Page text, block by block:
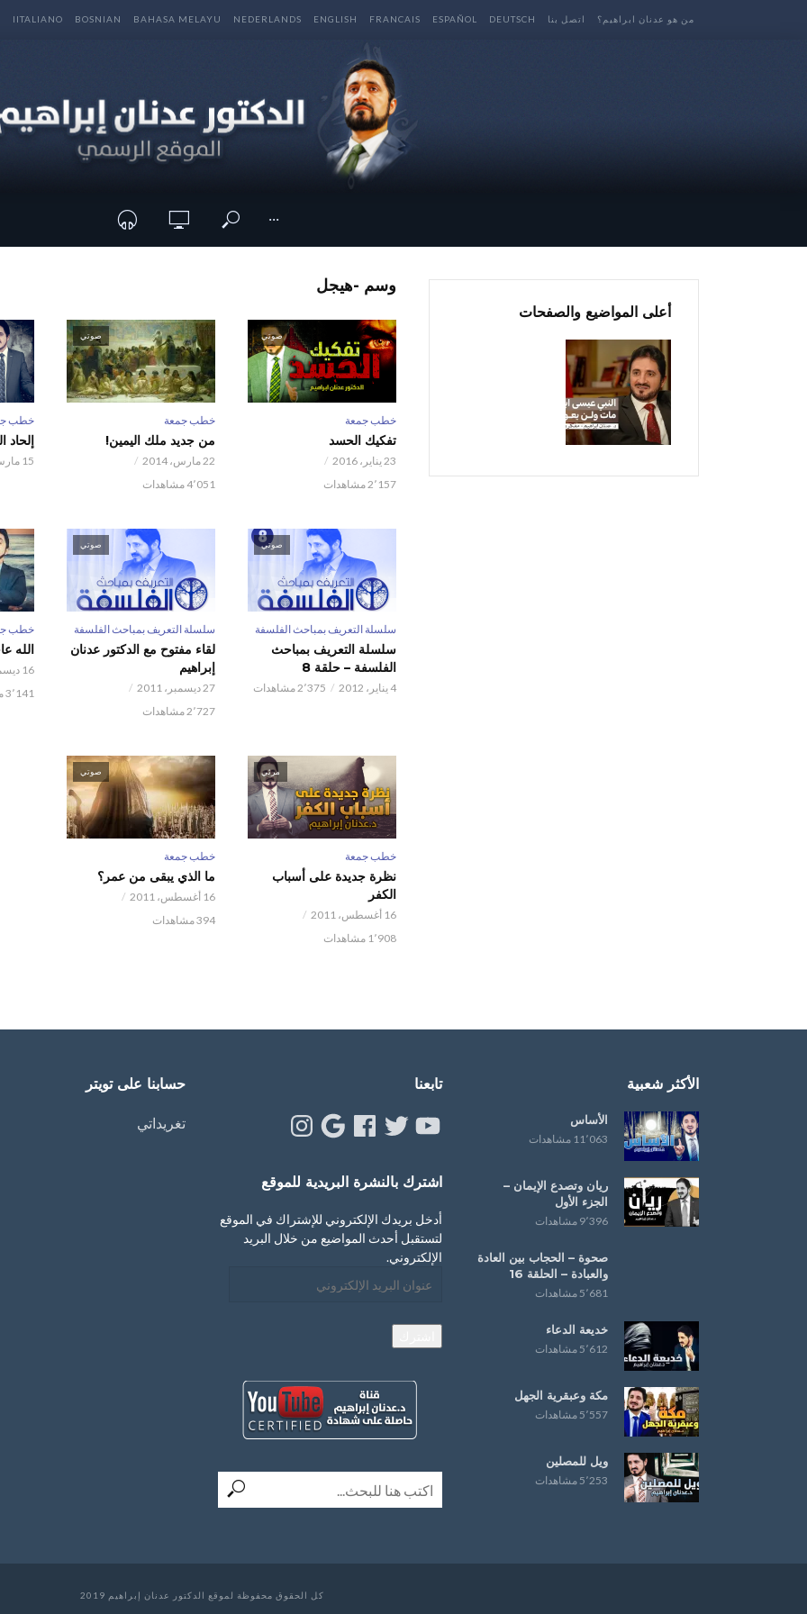
من هو عدنان ابراهيم؟ اتصل بنا DEUTSCH
ESPAÑOL
FRANCAIS
ENGLISH
NEDERLANDS
BAHASA MELAYU
BOSNIAN
IITALIANO
···
وسم -هيجل
صوتي
خطب جمعة
تفكيك الحسد
23 يناير، 2016
2٬157 مشاهدات
صوتي
خطب جمعة
من جديد ملك اليمين!
22 مارس، 2014
4٬051 مشاهدات
خطب
إلحاد
15 مارس، 2014
صوتي
سلسلة التعريف بمباحث الفلسفة
سلسلة التعريف بمباحث
الفلسفة – حلقة 8
4 يناير، 2012 2٬375 مشاهدات
صوتي
سلسلة التعريف بمباحث الفلسفة
لقاء مفتوح مع الدكتور عدنان
إبراهيم
27 ديسمبر، 2011
2٬727 مشاهدات
خطب
الله
16 ديسمبر، 2011
3٬141 مشاهدات
مرئي
خطب جمعة
نظرة جديدة على أسباب
الكفر
16 أغسطس، 2011
1٬908 مشاهدات
صوتي
خطب جمعة
ما الذي يبقى من عمر؟
16 أغسطس، 2011
394 مشاهدات
أعلى المواضيع والصفحات
الأكثر شعبية
الأساس
11٬063 مشاهدات
ريان وتصدع الإيمان –
الجزء الأول
9٬396 مشاهدات
صحوة – ‏الحجاب‬ بين العادة
و‫‏العبادة‬ – الحلقة 16
5٬681 مشاهدات
خديعة الدعاء
5٬612 مشاهدات
مكة وعبقرية الجهل
5٬557 مشاهدات
ويل للمصلين
5٬253 مشاهدات
تابعنا
YouTube
Twitter
Facebook
Google
Instagram
اشترك بالنشرة البريدية للموقع
أدخل بريدك الإلكتروني للإشتراك في الموقع
لتستقبل أحدث المواضيع من خلال البريد
الإلكتروني.
البريد
حسابنا على تويتر
تغريداتي
كل الحقوق محفوظة لموقع الدكتور عدنان إبراهيم 2019